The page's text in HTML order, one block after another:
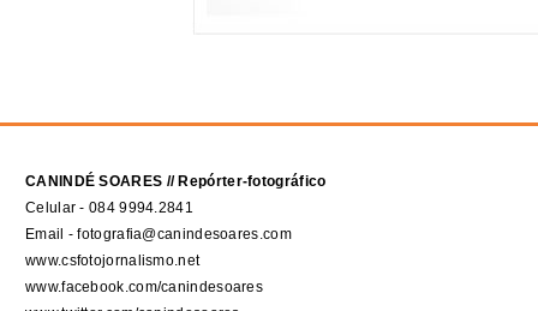
CANINDÉ SOARES // Repórter-fotográfico
Celular - 084 9994.2841
Email - fotografia@canindesoares.com
www.csfotojornalismo.net
www.facebook.com/canindesoares